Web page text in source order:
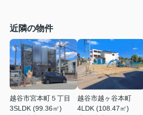
近隣の物件
越谷市宮本町５丁目
3SLDK (99.36㎡)
越谷市越ヶ谷本町
4LDK (108.47㎡)